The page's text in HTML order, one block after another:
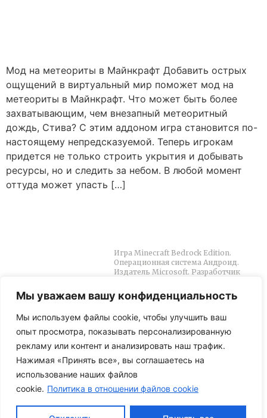
Мы уважаем вашу конфиденциальность
Мы используем файлы cookie, чтобы улучшить ваш
опыт просмотра, показывать персонализированную
рекламу или контент и анализировать наш трафик.
Нажимая «Принять все», вы соглашаетесь на
использование наших файлов
cookie. Политика в отношении файлов cookie
Мод на метеориты в Майнкрафт Добавить острых
ощущений в виртуальный мир поможет мод на
метеориты в Майнкрафт. Что может быть более
захватывающим, чем внезапный метеоритный
дождь, Стива? С этим аддоном игра становится по-
настоящему непредсказуемой. Теперь игрокам
придется не только строить укрытия и добывать
ресурсы, но и следить за небом. В любой момент
оттуда может упасть […]
Моды
Шейдеры
Текстуры
Игра Minecraft Bedrock Edition.
Операционная система Андроид.
Издатель Microsoft. Разработчик
является неофициальным
продуктом Майнкрафт. Не
Моджанг.
© 2023
Политика конфиденциальности